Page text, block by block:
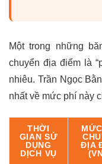
Một trong những
chuyển địa điểm là
nhiêu. Trần Ngọc
nhất về mức phí này
THỜI
GIAN SỬ
DỤNG
DỊCH VỤ
ĐỊA